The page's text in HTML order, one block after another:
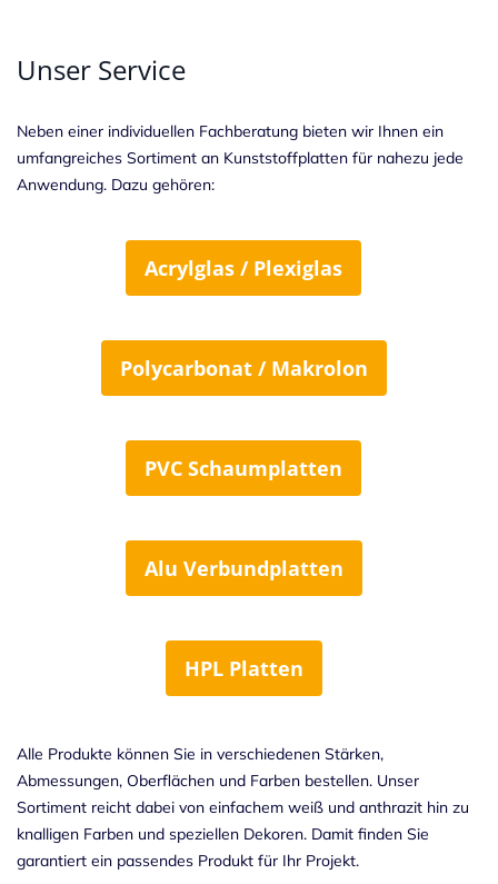
Unser Service
Neben einer individuellen Fachberatung bieten wir Ihnen ein
umfangreiches Sortiment an Kunststoffplatten für nahezu jede
Anwendung. Dazu gehören:
Acrylglas / Plexiglas
Polycarbonat / Makrolon
PVC Schaumplatten
Alu Verbundplatten
HPL Platten
Alle Produkte können Sie in verschiedenen Stärken,
Abmessungen, Oberflächen und Farben bestellen. Unser
Sortiment reicht dabei von einfachem weiß und anthrazit hin zu
knalligen Farben und speziellen Dekoren. Damit finden Sie
garantiert ein passendes Produkt für Ihr Projekt.